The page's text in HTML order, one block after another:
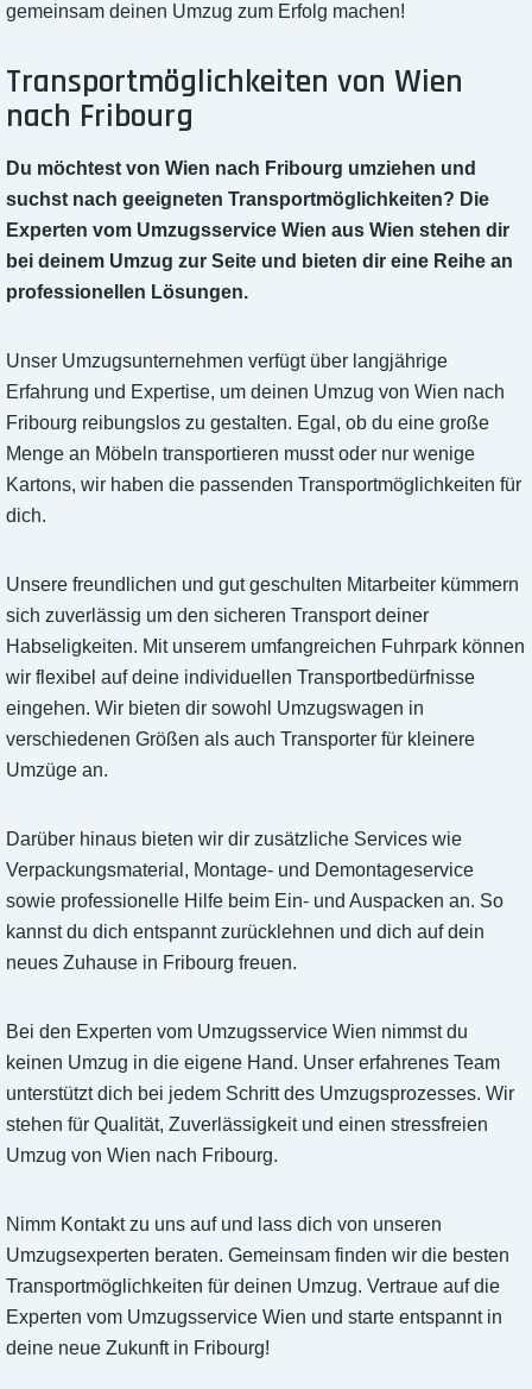
gemeinsam deinen Umzug zum Erfolg machen!
Transportmöglichkeiten von Wien
nach Fribourg
Du möchtest von Wien nach Fribourg umziehen und
suchst nach geeigneten Transportmöglichkeiten? Die
Experten vom Umzugsservice Wien aus Wien stehen dir
bei deinem Umzug zur Seite und bieten dir eine Reihe an
professionellen Lösungen.
Unser Umzugsunternehmen verfügt über langjährige
Erfahrung und Expertise, um deinen Umzug von Wien nach
Fribourg reibungslos zu gestalten. Egal, ob du eine große
Menge an Möbeln transportieren musst oder nur wenige
Kartons, wir haben die passenden Transportmöglichkeiten für
dich.
Unsere freundlichen und gut geschulten Mitarbeiter kümmern
sich zuverlässig um den sicheren Transport deiner
Habseligkeiten. Mit unserem umfangreichen Fuhrpark können
wir flexibel auf deine individuellen Transportbedürfnisse
eingehen. Wir bieten dir sowohl Umzugswagen in
verschiedenen Größen als auch Transporter für kleinere
Umzüge an.
Darüber hinaus bieten wir dir zusätzliche Services wie
Verpackungsmaterial, Montage- und Demontageservice
sowie professionelle Hilfe beim Ein- und Auspacken an. So
kannst du dich entspannt zurücklehnen und dich auf dein
neues Zuhause in Fribourg freuen.
Bei den Experten vom Umzugsservice Wien nimmst du
keinen Umzug in die eigene Hand. Unser erfahrenes Team
unterstützt dich bei jedem Schritt des Umzugsprozesses. Wir
stehen für Qualität, Zuverlässigkeit und einen stressfreien
Umzug von Wien nach Fribourg.
Nimm Kontakt zu uns auf und lass dich von unseren
Umzugsexperten beraten. Gemeinsam finden wir die besten
Transportmöglichkeiten für deinen Umzug. Vertraue auf die
Experten vom Umzugsservice Wien und starte entspannt in
deine neue Zukunft in Fribourg!